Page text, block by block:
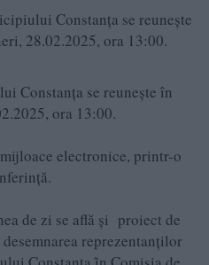
Constanţa se reunește
28.02.2025, ora 13:00.
Constanţa se reunește în
ora 13:00.
electronice, printr-o
de zi se află și proiect de
reprezentanţilor